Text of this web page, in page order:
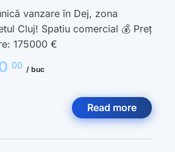
vanzare în Dej, zona
Cluj! Spatiu comercial 💰 Preț
175000 €
00 / buc
Read more